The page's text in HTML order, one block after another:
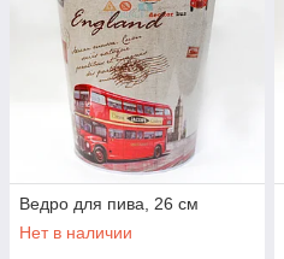
Ведро для пива, 26 см
Нет в наличии